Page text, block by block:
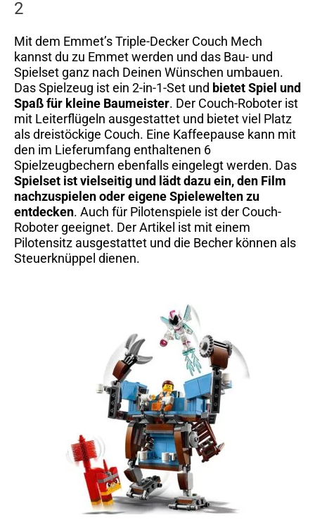
2
Mit dem Emmet’s Triple-Decker Couch Mech
kannst du zu Emmet werden und das Bau- und
Spielset ganz nach Deinen Wünschen umbauen.
Das Spielzeug ist ein 2-in-1-Set und bietet Spiel und
Spaß für kleine Baumeister. Der Couch-Roboter ist
mit Leiterflügeln ausgestattet und bietet viel Platz
als dreistöckige Couch. Eine Kaffeepause kann mit
den im Lieferumfang enthaltenen 6
Spielzeugbechern ebenfalls eingelegt werden. Das
Spielset ist vielseitig und lädt dazu ein, den Film
nachzuspielen oder eigene Spielewelten zu
entdecken. Auch für Pilotenspiele ist der Couch-
Roboter geeignet. Der Artikel ist mit einem
Pilotensitz ausgestattet und die Becher können als
Steuerknüppel dienen.